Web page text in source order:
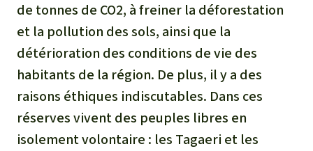
de tonnes de CO2, à freiner la déforestation
et la pollution des sols, ainsi que la
détérioration des conditions de vie des
habitants de la région. De plus, il y a des
raisons éthiques indiscutables. Dans ces
réserves vivent des peuples libres en
isolement volontaire : les Tagaeri et les